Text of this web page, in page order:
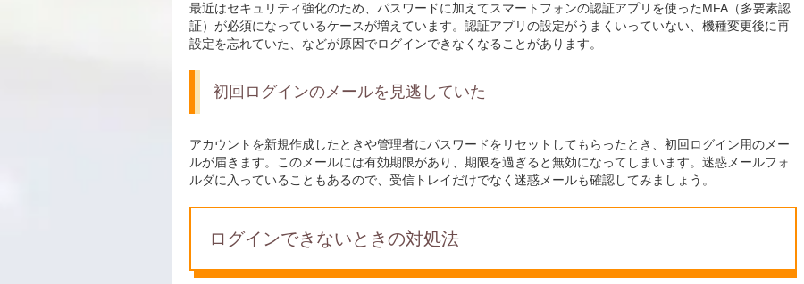
最近はセキュリティ強化のため、パスワードに加えてスマートフォンの認証アプリを使ったMFA（多要素認
証）が必須になっているケースが増えています。認証アプリの設定がうまくいっていない、機種変更後に再
設定を忘れていた、などが原因でログインできなくなることがあります。
初回ログインのメールを見逃していた
アカウントを新規作成したときや管理者にパスワードをリセットしてもらったとき、初回ログイン用のメー
ルが届きます。このメールには有効期限があり、期限を過ぎると無効になってしまいます。迷惑メールフォ
ルダに入っていることもあるので、受信トレイだけでなく迷惑メールも確認してみましょう。
ログインできないときの対処法